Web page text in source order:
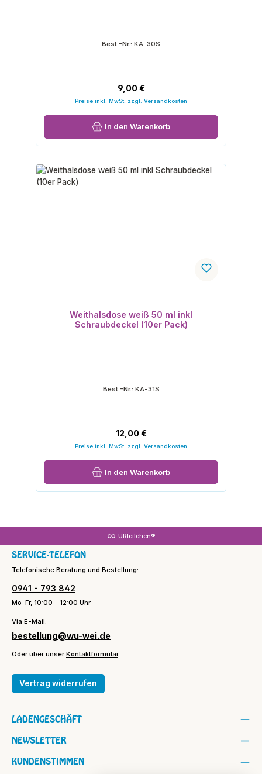
Best.-Nr.: KA-30S
Regulärer Preis:
9,00 €
Preise inkl. MwSt. zzgl. Versandkosten
In den Warenkorb
Weithalsdose weiß 50 ml inkl
Schraubdeckel (10er Pack)
Best.-Nr.: KA-31S
Regulärer Preis:
12,00 €
Preise inkl. MwSt. zzgl. Versandkosten
In den Warenkorb
URteilchen®
SERVICE-TELEFON
Telefonische Beratung und Bestellung:
0941 - 793 842
Mo-Fr, 10:00 - 12:00 Uhr
Via E-Mail:
bestellung@wu-wei.de
Oder über unserKontaktformular.
Vertrag widerrufen
NEWSLETTER
KUNDENSTIMMEN
LADENGESCHÄFT